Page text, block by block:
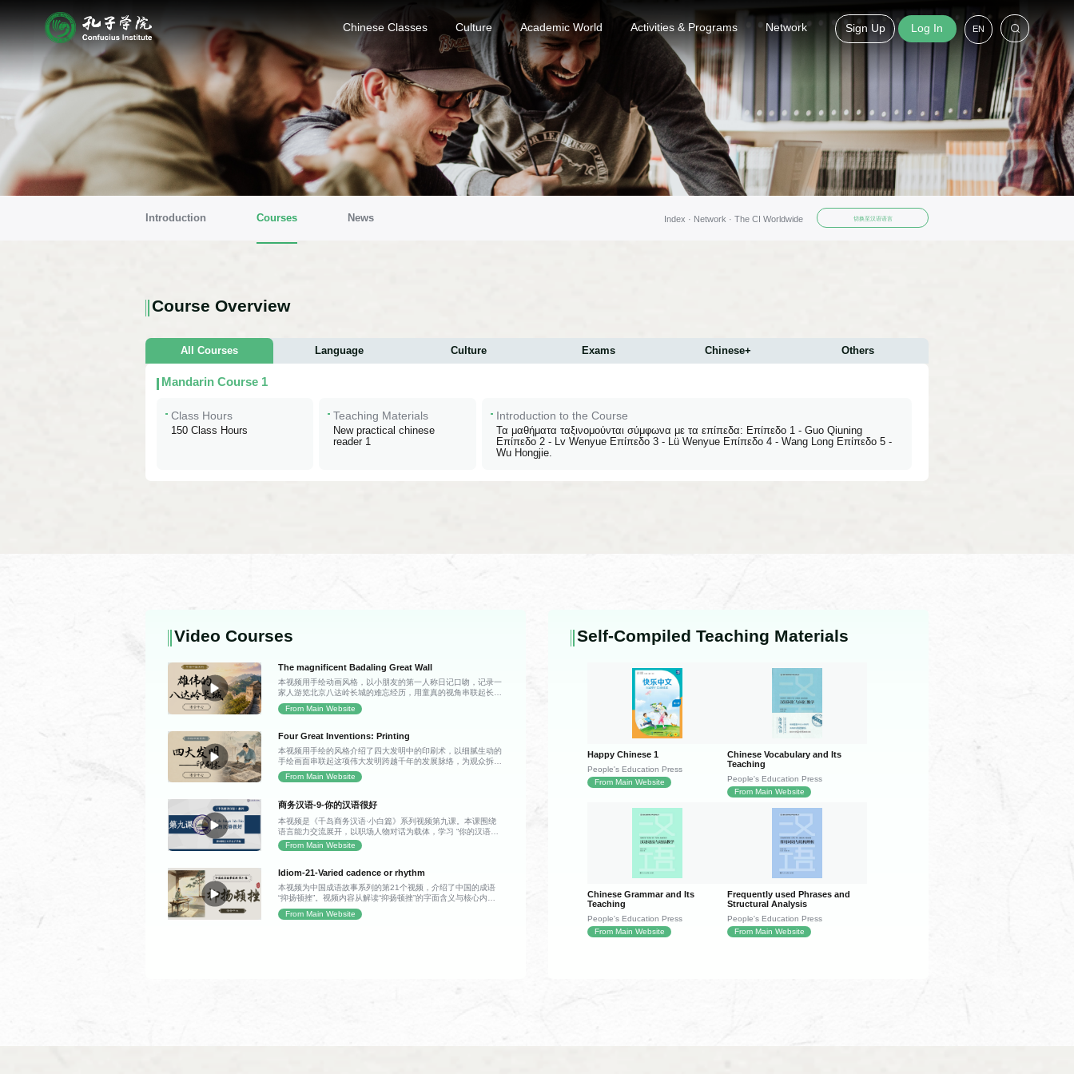
Chinese Classes Culture Academic World Activities & Programs Network Sign Up Log In EN
Introduction Courses News Index · Network ·The CI Worldwide 切换至汉语语言
Course Overview
All Courses Language Culture Exams Chinese+ Others
Mandarin Course 1
Class Hours
150 Class Hours
Teaching Materials
New practical chinese
reader 1
Introduction to the Course
Τα μαθήματα ταξινομούνται σύμφωνα με τα επίπεδα: Επίπεδο 1 - Guo Qiuning
Επίπεδο 2 - Lv Wenyue Επίπεδο 3 - Lü Wenyue Επίπεδο 4 - Wang Long Επίπεδο 5 -
Wu Hongjie.
Video Courses
The magnificent Badaling Great Wall
本视频用手绘动画风格，以小朋友的第一人称日记口吻，记录一
家人游览北京八达岭长城的难忘经历，用童真的视角串联起长城
的雄伟景致与千年故事，带领观众沉浸式感受这座世界文化遗产
的独特魅力。 日记里记录，当天由父亲驾车带全家前往八达岭
它顺着连绵的山脊铺展延伸，宛如一条雄伟的灰色巨龙盘踞在青
长城的雏形早在两千多年前便已出现，历经漫长岁月留存至今；
城墙每隔一段距离就有一座高耸的建筑，其中烽火台是古代传递
敌情的信号站，敌楼则供守城士兵驻守屯兵、存放物资。 游览
程，并介绍了明长城的总长规模。听完这些故事，小男孩不再只
将长城看作一道高墙，更读懂了它承载的历史重量，也真切体会
到了“不到长城非好汉”的深意。
From Main Website
Four Great Inventions: Printing
本视频用手绘的风格介绍了四大发明中的印刷术，以细腻生动的
手绘画面串联起这项伟大发明跨越千年的发展脉络，为观众拆解
中国古代印刷技术从雏形到成熟的演进之路，解锁藏在典籍与文
字背后的古人智慧。 视频首先回溯了印刷术的早期形态——唐
板为载体，工匠将文字与图案反向雕刻于板面之上，再刷墨覆纸
批量复制，彻底打破了手抄书籍效率低下、错漏频发的局限，让
知识传播的速度得到了质的飞跃。但与此同时，雕版印刷的短板
也十分明显：每印一种书籍便需雕刻一整套新版，一旦刻错一
印刷术诞生的趣味契机。平民工匠毕昇常年从事雕版工作，一次
刻版时不慎刻错一字，耗费多日心血的版面眼看就要作废，满心
无奈之际，他突然灵光乍现：既然整版雕刻容错率太低，何不将
换，印完还能拆分重复使用。顺着这个思路，他反复试验改良，
From Main Website
商务汉语-9-你的汉语很好
本视频是《千岛商务汉语·小白篇》系列视频第九课。本课围绕
语言能力交流展开，以职场人物对话为载体，学习 “你的汉语很
好” 等核心问句，掌握说汉语、写汉字相关日常表达。课程重点
讲解情态动词“能”，以及“的”、形容词谓语句的含义与用法。课
式简单实用。
From Main Website
Idiom-21-Varied cadence or rhythm
本视频为中国成语故事系列的第21个视频，介绍了中国的成语
“抑扬顿挫”。视频内容从解读“抑扬顿挫”的字面含义与核心内涵
开始，逐步延伸到 “抑扬顿挫” 的演说实例与生活各类场景中的
实际体现。视频结合丘吉尔经典演说案例拆解技巧：“扬” 代表声
From Main Website
Self-Compiled Teaching Materials
Happy Chinese 1
People's Education Press
From Main Website
Chinese Vocabulary and Its
Teaching
People's Education Press
From Main Website
Chinese Grammar and Its
Teaching
People's Education Press
From Main Website
Frequently used Phrases and
Structural Analysis
People's Education Press
From Main Website